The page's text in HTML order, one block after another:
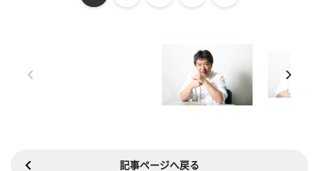
記事ページへ戻る